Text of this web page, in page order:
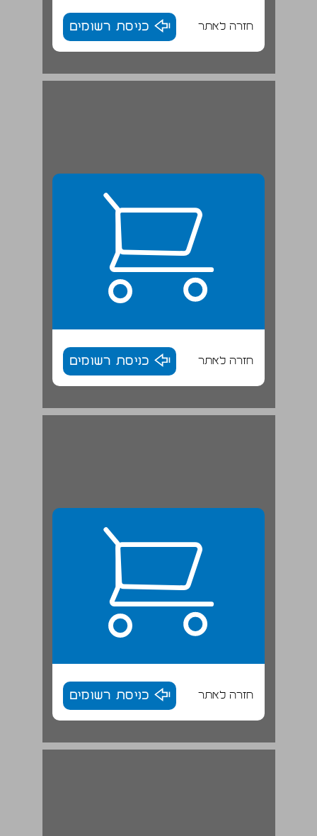
חזרה לאתר כניסת רשומים
חזרה לאתר כניסת רשומים
איך לשרוד מקרי חירום בטיסה ... 24
חזרה לאתר כניסת רשומים